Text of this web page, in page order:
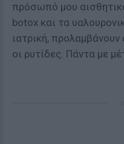
πρόσωπό μου
botox και τα
ιατρική,
οι ρυτίδες. Πάντα με